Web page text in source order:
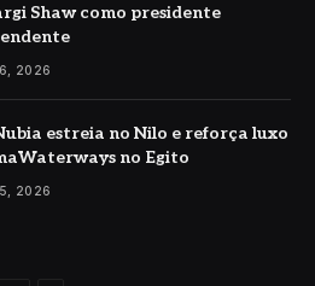
Shaw como presidente
2026
estreia no Nilo e reforça luxo
no Egito
2026